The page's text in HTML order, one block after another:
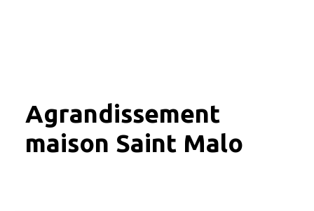
Agrandissement
maison Saint Malo